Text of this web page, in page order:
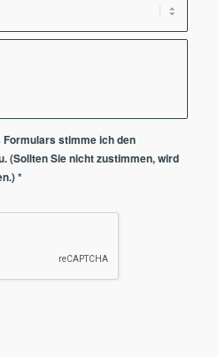
stimme ich den
(Sollten Sie nicht zustimmen, wird
*